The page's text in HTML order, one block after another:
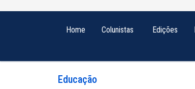
Home Colunistas Edições
Educação